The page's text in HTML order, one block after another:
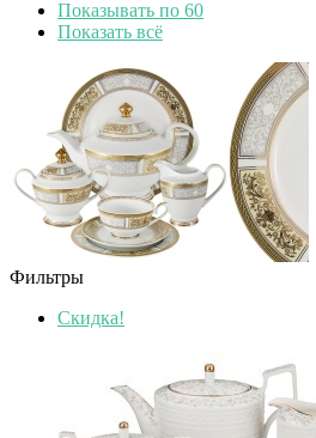
Показывать по 60
Показать всё
Фильтры
Скидка!